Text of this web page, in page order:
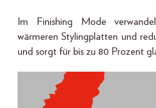
Im Finishing Mode
wärmeren Stylingplatten und
und sorgt für bis zu 80 Prozent